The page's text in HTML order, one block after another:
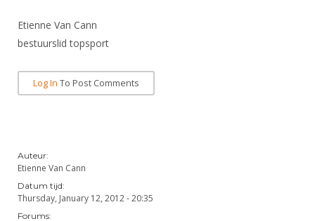
Import inschrijvingen uit Nahouw
Verwerk wedstrijduitslagen
NK organiseren
Geschiedenis van het schermen
Touché
Etienne Van Cann
bestuurslid topsport
Log In To Post Comments
Auteur:
Etienne Van Cann
Datum tijd:
Thursday, January 12, 2012 - 20:35
Forums: